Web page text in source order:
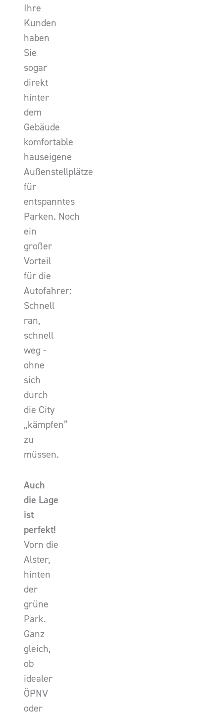
Ihre
Kunden
haben
Sie
sogar
direkt
hinter
dem
Gebäude
komfortable
hauseigene
Außenstellplätze
für
entspanntes
Parken. Noch
ein
großer
Vorteil
für die
Autofahrer:
Schnell
ran,
schnell
weg -
ohne
sich
durch
die City
„kämpfen”
zu
müssen.
Auch
die Lage
ist
perfekt!
Vorn die
Alster,
hinten
der
grüne
Park.
Ganz
gleich,
ob
idealer
ÖPNV
oder